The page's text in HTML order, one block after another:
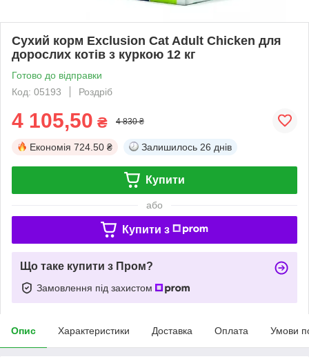
Сухий корм Exclusion Cat Adult Chicken для
дорослих котів з куркою 12 кг
Готово до відправки
Код: 05193
Роздріб
4 105,50 ₴ 4 830 ₴
Економія 724.50 ₴ Залишилось 26 днів
Купити
або
Купити з
Що таке купити з Пром?
Замовлення під захистом
Опис Характеристики Доставка Оплата Умови